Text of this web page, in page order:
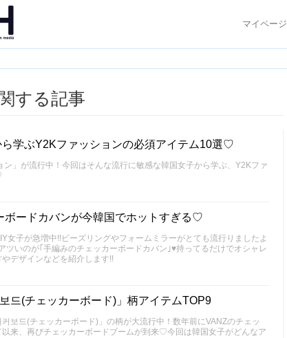
マイページ
する記事
学ぶY2Kファッションの必須アイテム10選♡
」が流行中！今回はそんな流行に敏感な韓国女子から学ぶ、Y2Kファ
ボードカバンが今韓国でホットすぎる♡
女子が急増中!!ビーズリングやフォームミラーがとても流行りましたよ
ツいのが｢手編みのチェッカーボードカバン｣♥持ってるだけでオシャレ
デザインなどを紹介します!!
드(チェッカーボード)」柄アイテムTOP9
보드(チェッカーボード)」の柄が大流行中！数年前にVANZのチェッ
来、再びチェッカーボードブームが到来♡今回は韓国女子がどんなア